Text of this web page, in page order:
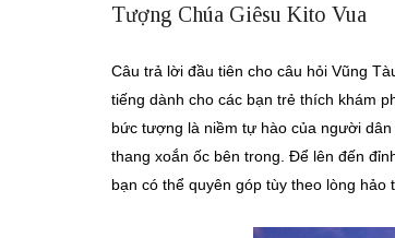
Tượng Chúa Giêsu Kito Vua
Câu trả lời đầu tiên cho câu hỏi Vũng
tiếng dành cho các bạn trẻ thích khám
bức tượng là niềm tự hào của người
thang xoắn ốc bên trong. Để lên đến
bạn có thể quyên góp tùy theo lòng hảo